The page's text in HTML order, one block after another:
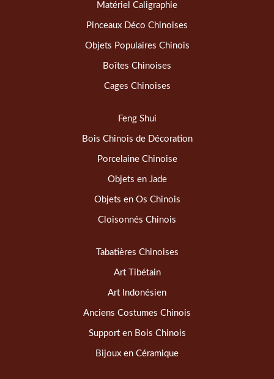
Matériel Caligraphie
Pinceaux Déco Chinoises
Objets Populaires Chinois
Boîtes Chinoises
Cages Chinoises
Feng Shui
Bois Chinois de Décoration
Porcelaine Chinoise
Objets en Jade
Objets en Os Chinois
Cloisonnés Chinois
Tabatières Chinoises
Art Tibétain
Art Indonésien
Anciens Costumes Chinois
Support en Bois Chinois
Bijoux en Céramique